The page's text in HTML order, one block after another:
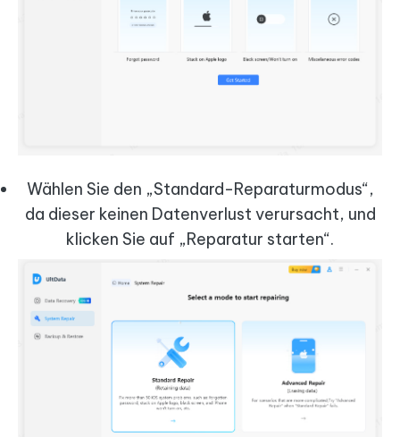
Wählen Sie den „Standard-Reparaturmodus“,
da dieser keinen Datenverlust verursacht, und
klicken Sie auf „Reparatur starten“.